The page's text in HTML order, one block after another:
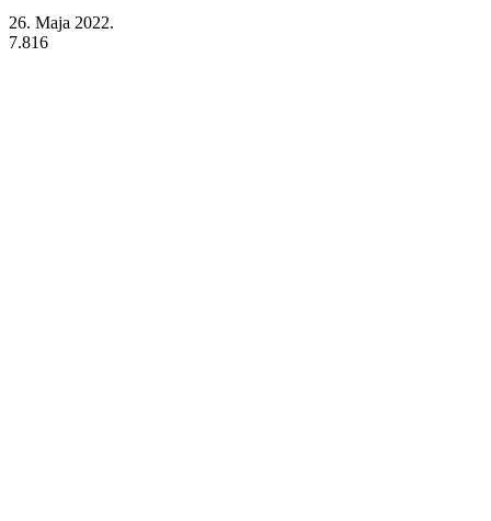
26. Maja 2022.
7.816